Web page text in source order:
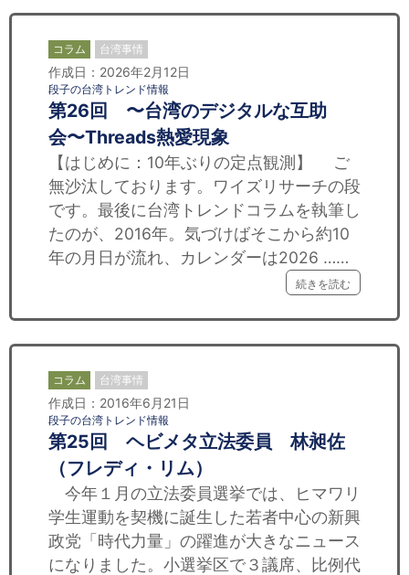
コラム 台湾事情
作成日：2026年2月12日
段子の台湾トレンド情報
第26回 〜台湾のデジタルな互助
会〜Threads熱愛現象
【はじめに：10年ぶりの定点観測】 ご
無沙汰しております。ワイズリサーチの段
です。最後に台湾トレンドコラムを執筆し
たのが、2016年。気づけばそこから約10
年の月日が流れ、カレンダーは2026 ……
続きを読む
コラム 台湾事情
作成日：2016年6月21日
段子の台湾トレンド情報
第25回 ヘビメタ立法委員 林昶佐
（フレディ・リム）
今年１月の立法委員選挙では、ヒマワリ
学生運動を契機に誕生した若者中心の新興
政党「時代力量」の躍進が大きなニュース
になりました。小選挙区で３議席、比例代